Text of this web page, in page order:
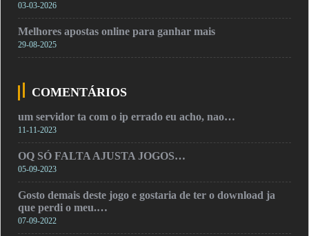
03-03-2026
Melhores apostas online para ganhar mais
29-08-2025
COMENTÁRIOS
um servidor ta com o ip errado eu acho, nao…
11-11-2023
OQ SÓ FALTA AJUSTA JOGOS…
05-09-2023
Gosto demais deste jogo e gostaria de ter o download ja
que perdi o meu.…
07-09-2022